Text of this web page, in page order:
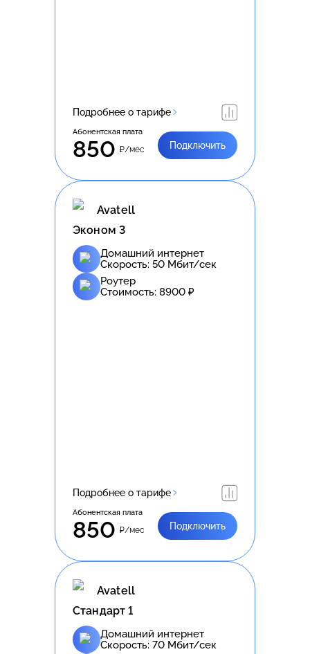
Подробнее о тарифе
Абонентская плата
850 ₽/мес Подключить
Avatell
Эконом 3
Домашний интернет
Скорость: 50 Мбит/сек
Роутер
Стоимость: 8900 ₽
Подробнее о тарифе
Абонентская плата
850 ₽/мес Подключить
Avatell
Стандарт 1
Домашний интернет
Скорость: 70 Мбит/сек